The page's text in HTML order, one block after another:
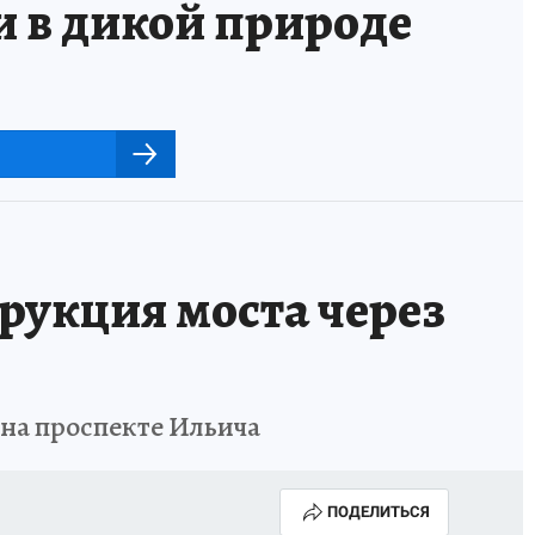
в дикой природе
моста через
проспекте Ильича
ПОДЕЛИТЬСЯ